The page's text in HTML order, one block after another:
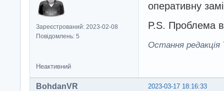
Зареєстрований: 2023-02-08
Повідомлень: 5
оперативну
P.S. Проблема
Остання редакція
Неактивний
2023-03-17 18:16:33
BohdanVR